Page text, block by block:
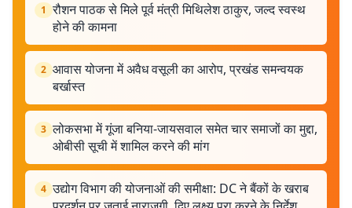
1 रौशन पाठक से मिले पूर्व मंत्री मिथिलेश ठाकुर, जल्द स्वस्थ
होने की कामना
2 आवास योजना में अवैध वसूली का आरोप, प्रखंड समन्वयक
बर्खास्त
3 लोकसभा में गूंजा बनिया-जायसवाल समेत चार समाजों का मुद्दा,
ओबीसी सूची में शामिल करने की मांग
4 उद्योग विभाग की योजनाओं की समीक्षा: DC ने बैंकों के खराब